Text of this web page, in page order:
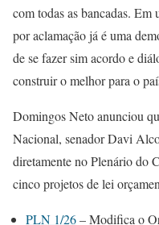
com todas as bancadas.
por aclamação já é uma
de se fazer sim acordo e
construir o melhor para o
Domingos Neto anunciou
Nacional, senador Davi
diretamente no Plenário do
cinco projetos de lei
PLN 1/26– Modifica o